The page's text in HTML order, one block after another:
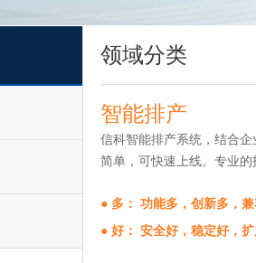
领域分类
智能排产
信科智能排产系统，结合
简单，可快速上线。专业的
● 多： 功能多，创新多，兼
● 好： 安全好，稳定好，扩